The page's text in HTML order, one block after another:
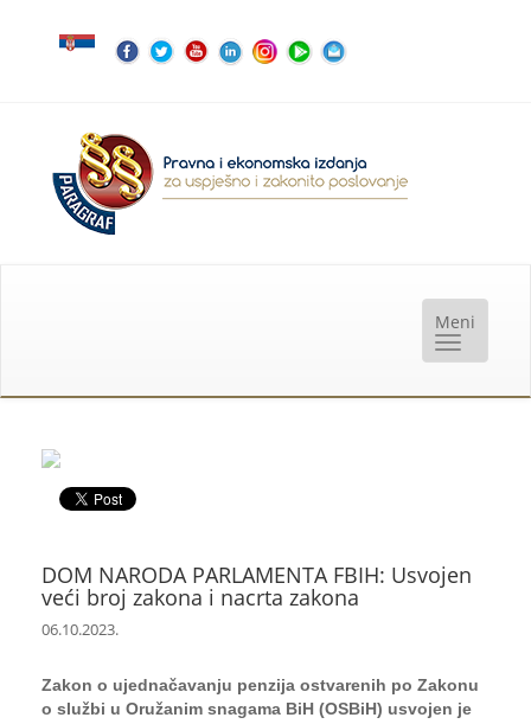
DOM NARODA PARLAMENTA FBIH: Usvojen
veći broj zakona i nacrta zakona
06.10.2023.
Zakon o ujednačavanju penzija ostvarenih po Zakonu
o službi u Oružanim snagama BiH (OSBiH) usvojen je